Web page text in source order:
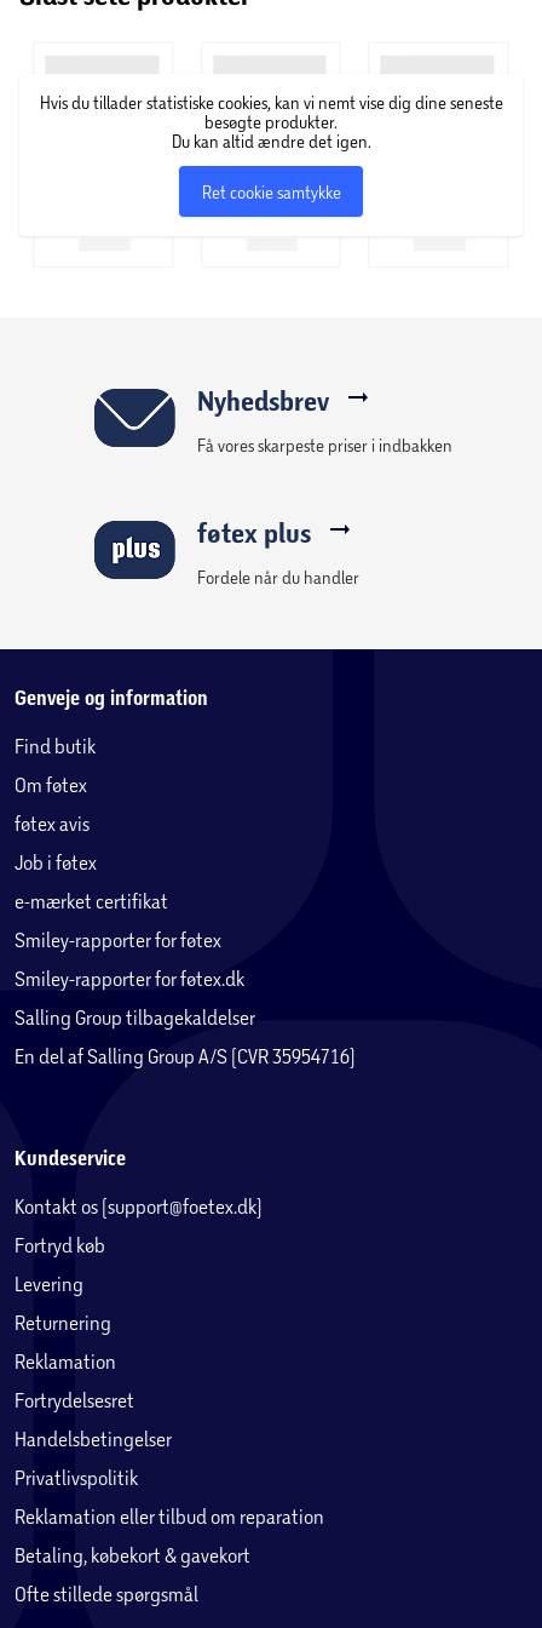
Hvis du tillader statistiske cookies, kan vi nemt vise dig dine seneste
besøgte produkter.
Du kan altid ændre det igen.
Ret cookie samtykke
Nyhedsbrev
Få vores skarpeste priser i indbakken
føtex plus
Fordele når du handler
Genveje og information
Find butik
Om føtex
føtex avis
Job i føtex
e-mærket certifikat
Smiley-rapporter for føtex
Smiley-rapporter for føtex.dk
Salling Group tilbagekaldelser
En del af Salling Group A/S (CVR 35954716)
Kundeservice
Kontakt os (support@foetex.dk)
Fortryd køb
Levering
Returnering
Reklamation
Fortrydelsesret
Handelsbetingelser
Privatlivspolitik
Reklamation eller tilbud om reparation
Betaling, købekort & gavekort
Ofte stillede spørgsmål